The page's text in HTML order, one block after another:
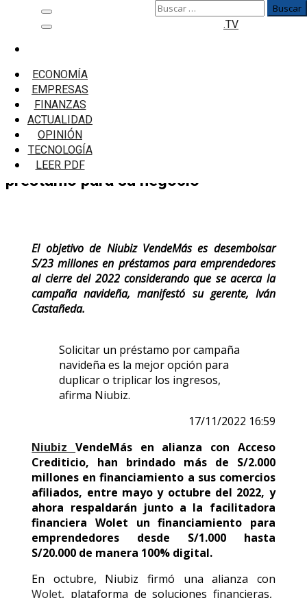
Menú
principal
ECONOMÍA
EMPRESAS
FINANZAS
ACTUALIDAD
OPINIÓN
TECNOLOGÍA
LEER PDF
Buscar:
.TV
Campaña navideña: Seis consejos de Niubiz a
considerar antes de pedir un préstamo para su
negocio
Campaña navideña: Seis consejos de
Niubiz a considerar antes de pedir un
préstamo para su negocio
El objetivo de Niubiz VendeMás es desembolsar
S/23 millones en préstamos para emprendedores
al cierre del 2022 considerando que se acerca la
campaña navideña, manifestó su gerente, Iván
Castañeda.
Solicitar un préstamo por campaña
navideña es la mejor opción para
duplicar o triplicar los ingresos,
afirma Niubiz.
17/11/2022 16:59
NiubizVendeMás en alianza con Acceso
Crediticio, han brindado más de S/2.000
millones en financiamiento a sus comercios
afiliados, entre mayo y octubre del 2022, y
ahora respaldarán junto a la facilitadora
financiera Wolet un financiamiento para
emprendedores desde S/1.000 hasta
S/20.000 de manera 100% digital.
En octubre, Niubiz firmó una alianza con
Wolet, plataforma de soluciones financieras,